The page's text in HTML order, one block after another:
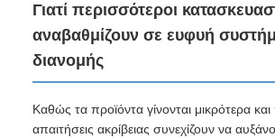
Γιατί περισσότεροι
αναβαθμίζουν σε ευφυή
διανομής
Καθώς τα προϊόντα γίνονται μικρότερα
απαιτήσεις ακρίβειας συνεχίζουν να